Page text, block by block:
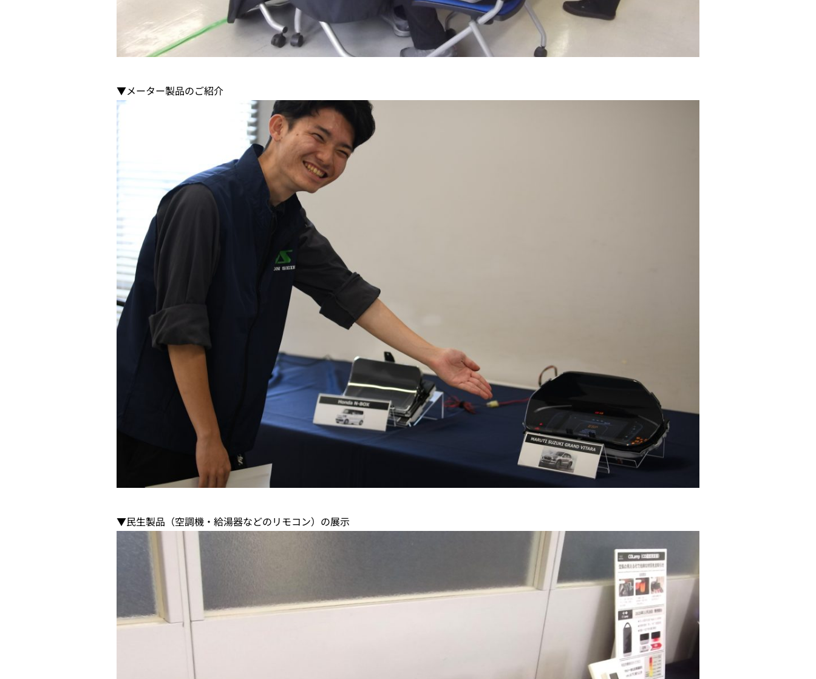
▼メーター製品のご紹介
▼民生製品（空調機・給湯器などのリモコン）の展示